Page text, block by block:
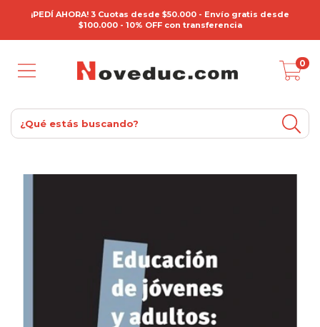
¡PEDÍ AHORA! 3 Cuotas desde $50.000 - Envío gratis desde
$100.000 - 10% OFF con transferencia
0